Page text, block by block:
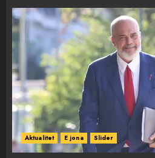
Aktualitet E jona Slider